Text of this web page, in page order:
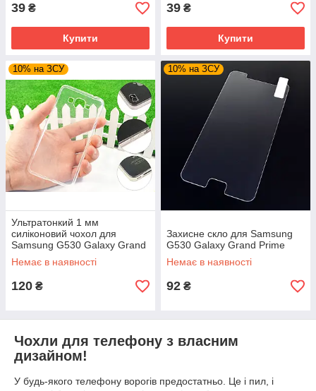
39 ₴
Купити
39 ₴
Купити
10% на ЗСУ
Ультратонкий 1 мм
силіконовий чохол для
Samsung G530 Galaxy Grand
Prime
Немає в наявності
120 ₴
10% на ЗСУ
Захисне скло для Samsung
G530 Galaxy Grand Prime
Немає в наявності
92 ₴
Чохли для телефону з власним
дизайном!
У будь-якого телефону ворогів предостатньо. Це і пил, і